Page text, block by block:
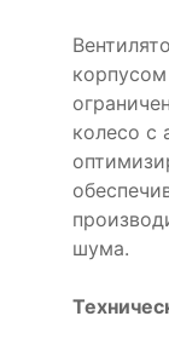
колесо с
шума.